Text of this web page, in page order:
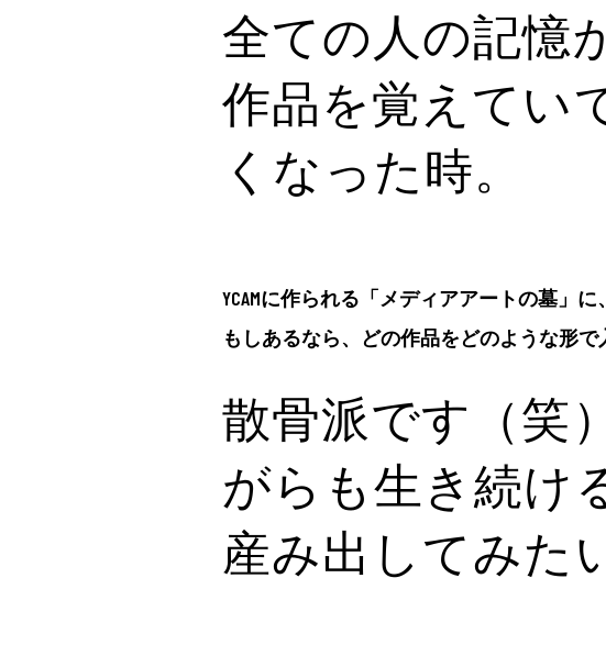
全ての人の記憶
作品を覚えてい
くなった時。
YCAMに作られる「メディアアートの墓」
もしあるなら、どの作品をどのような形で
散骨派です（笑
がらも生き続け
産み出してみた